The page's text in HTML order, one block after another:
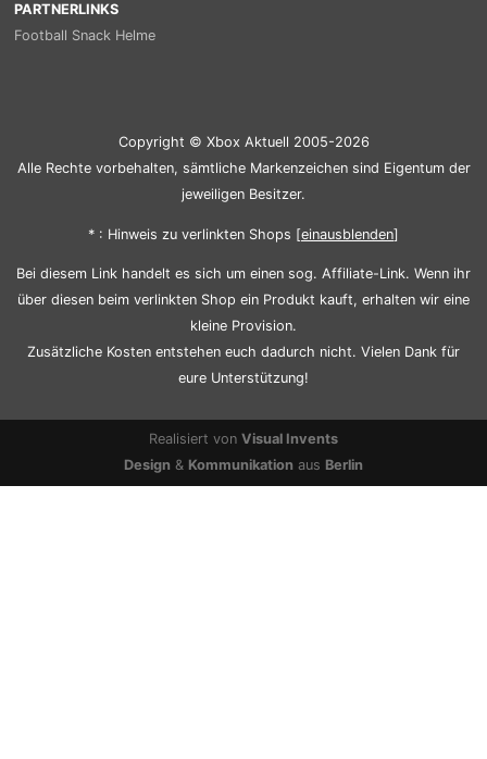
PARTNERLINKS
Football Snack Helme
Copyright © Xbox Aktuell 2005-2026
Alle Rechte vorbehalten, sämtliche Markenzeichen sind Eigentum der
jeweiligen Besitzer.
* : Hinweis zu verlinkten Shops [einausblenden]
Bei diesem Link handelt es sich um einen sog. Affiliate-Link. Wenn ihr
über diesen beim verlinkten Shop ein Produkt kauft, erhalten wir eine
kleine Provision.
Zusätzliche Kosten entstehen euch dadurch nicht. Vielen Dank für
eure Unterstützung!
Realisiert von Visual Invents
Design & Kommunikation aus Berlin